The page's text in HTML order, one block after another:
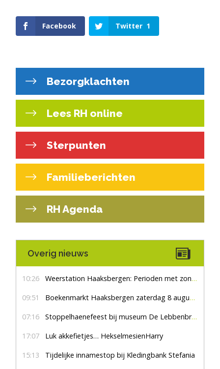
Facebook Twitter 1
Bezorgklachten
Lees RH online
Sterpunten
Familieberichten
RH Agenda
Overig nieuws
10:26 Weerstation Haaksbergen: Perioden met zon en droog
09:51 Boekenmarkt Haaksbergen zaterdag 8 augustus, marktplein Haaksbergen
07:16 Stoppelhaenefeest bij museum De Lebbenbrugge
17:07 Luk akkefietjes… HekselmesienHarry
15:13 Tijdelijke innamestop bij Kledingbank Stefania